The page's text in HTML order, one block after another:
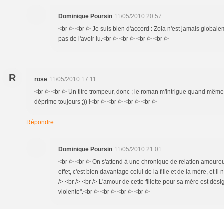
Dominique Poursin 11/05/2010 20:57
<br /> <br /> Je suis bien d'accord : Zola n'est jamais
pas de l'avoir lu.<br /> <br /> <br /> <br />
R rose 11/05/2010 17:11
<br /> <br /> Un titre trompeur, donc ; le roman m'intrigue quand
déprime toujours ;)) !<br /> <br /> <br /> <br />
Répondre
Dominique Poursin 11/05/2010 21:01
<br /> <br /> On s'attend à une chronique de relation
effet, c'est bien davantage celui de la fille et de la mère, et il
/> <br /> <br /> L'amour de cette fillette pour sa mère est
violente".<br /> <br /> <br /> <br />